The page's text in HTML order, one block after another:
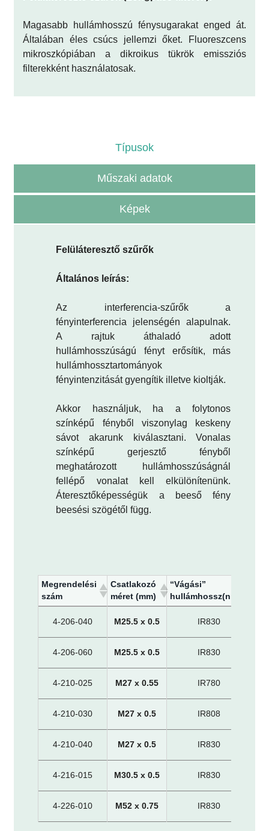
Magasabb hullámhosszú fénysugarakat enged át.
Általában éles csúcs jellemzi őket. Fluoreszcens
mikroszkópiában a dikroikus tükrök emissziós
filterekként használatosak.
Típusok
Műszaki adatok
Képek
Felüláteresztő szűrők
Általános leírás:
Az interferencia-szűrők a
fényinterferencia jelenségén alapulnak.
A rajtuk áthaladó adott
hullámhosszúságú fényt erősítik, más
hullámhossztartományok
fényintenzitását gyengítik illetve kioltják.
Akkor használjuk, ha a folytonos
színképű fényből viszonylag keskeny
sávot akarunk kiválasztani. Vonalas
színképű gerjesztő fényből
meghatározott hullámhosszúságnál
fellépő vonalat kell elkülönítenünk.
Áteresztőképességük a beeső fény
beesési szögétől függ.
Megrendelési
szám
Csatlakozó
méret (mm)
“Vágási”
hullámhossz(nm)
szám
méret (mm)
hullámhossz(nm)
4-206-040 M25.5 x 0.5 IR830
4-206-060 M25.5 x 0.5 IR830
4-210-025 M27 x 0.55 IR780
4-210-030 M27 x 0.5 IR808
4-210-040 M27 x 0.5 IR830
4-216-015 M30.5 x 0.5 IR830
4-226-010 M52 x 0.75 IR830